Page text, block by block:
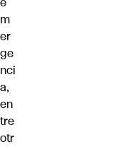
m
er
ge
nci
a,
en
tre
otr